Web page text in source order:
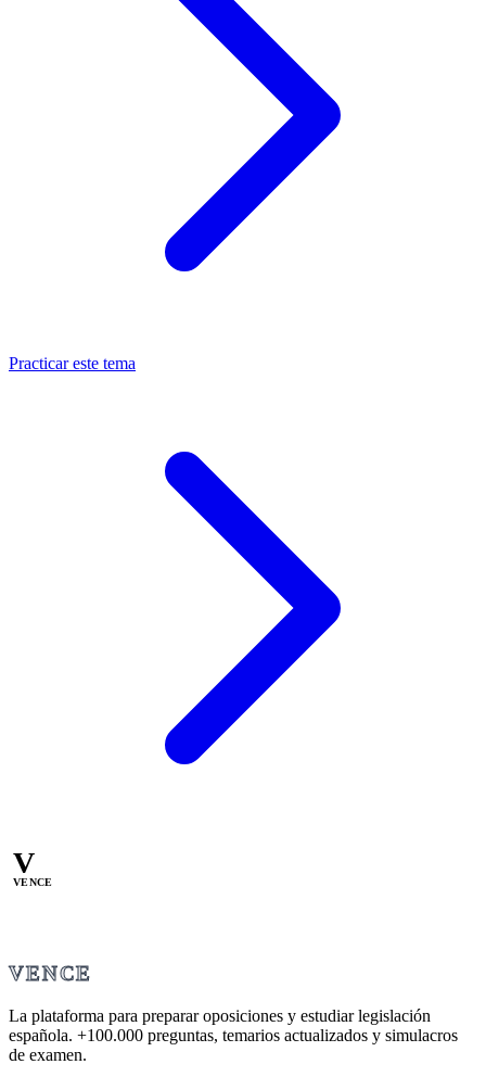
Practicar este tema
V
VENCE
VENCE
La plataforma para preparar oposiciones y estudiar legislación
española. +100.000 preguntas, temarios actualizados y simulacros
de examen.